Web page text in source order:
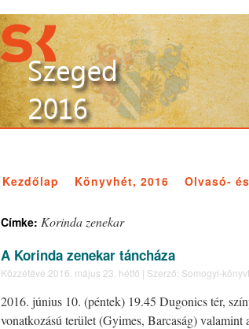
Kezdőlap Könyvhét, 2016 Olvasó-
Címke: Korinda zenekar
A Korinda zenekar táncháza
Közzétéve 2016. május 23. hétfő | Szerző: Somogyi-
2016. június 10. (péntek) 19.45 Dugonics tér,
vonatkozású terület (Gyimes, Barcaság) valamint